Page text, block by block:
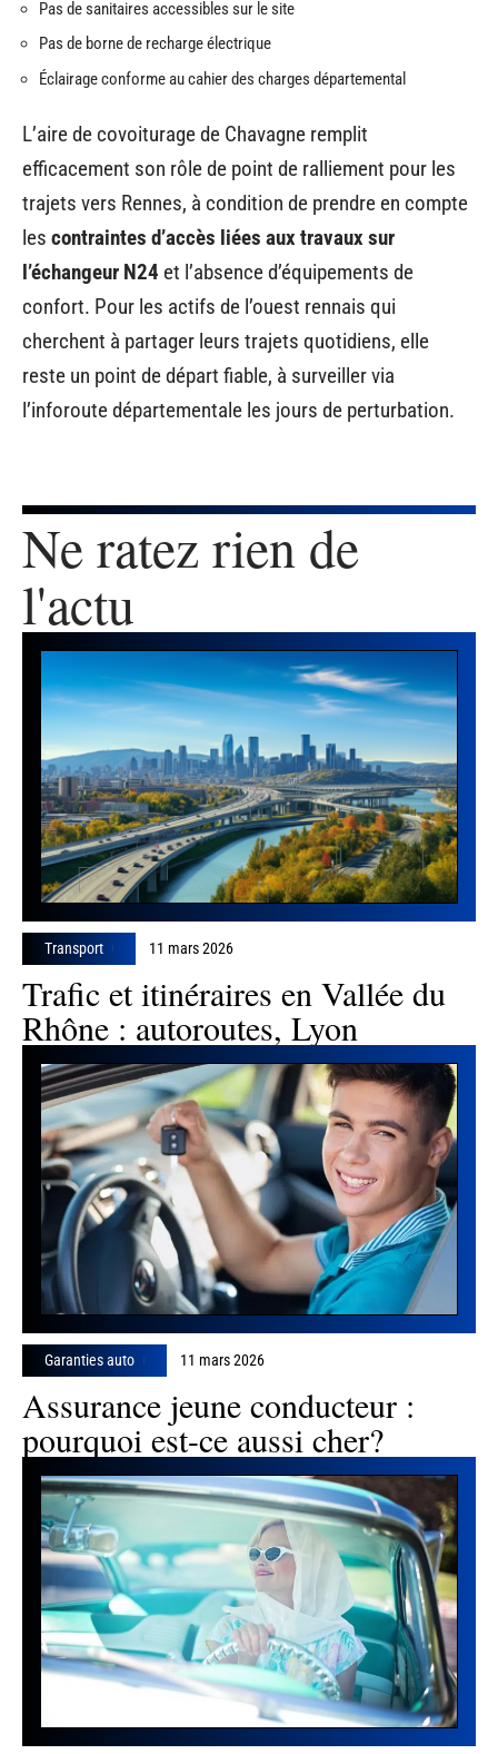
Pas de sanitaires accessibles sur le site
Pas de borne de recharge électrique
Éclairage conforme au cahier des charges départemental
L’aire de covoiturage de Chavagne remplit
efficacement son rôle de point de ralliement pour les
trajets vers Rennes, à condition de prendre en compte
les contraintes d’accès liées aux travaux sur
l’échangeur N24 et l’absence d’équipements de
confort. Pour les actifs de l’ouest rennais qui
cherchent à partager leurs trajets quotidiens, elle
reste un point de départ fiable, à surveiller via
l’inforoute départementale les jours de perturbation.
Ne ratez rien de
l'actu
Transport 11 mars 2026
Trafic et itinéraires en Vallée du
Rhône : autoroutes, Lyon
Garanties auto 11 mars 2026
Assurance jeune conducteur :
pourquoi est-ce aussi cher?